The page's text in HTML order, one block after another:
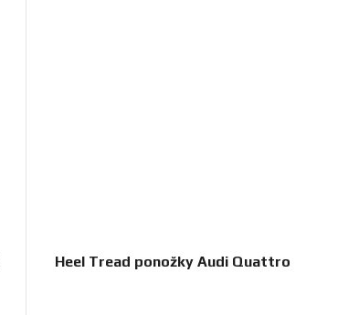
Heel Tread ponožky Audi Quattro